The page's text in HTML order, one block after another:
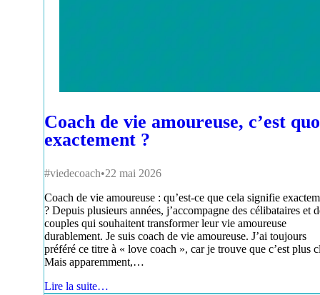
Coach de vie amoureuse, c’est
exactement ?
#viedecoach 22 mai 2026
Coach de vie amoureuse : qu’est-ce que cela signifie
? Depuis plusieurs années, j’accompagne des célibataires et
couples qui souhaitent transformer leur vie amoureuse
durablement. Je suis coach de vie amoureuse. J’ai toujours
préféré ce titre à « love coach », car je trouve que c’est plus
Mais apparemment,…
Lire la suite…